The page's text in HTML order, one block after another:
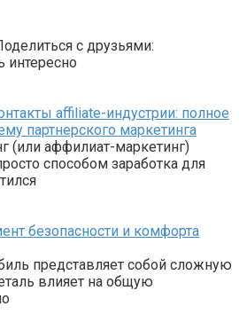
с друзьями:
affiliate-индустрии: полное
партнерского маркетинга
(или аффилиат-маркетинг)
способом заработка для
безопасности и комфорта
представляет собой сложную
влияет на общую